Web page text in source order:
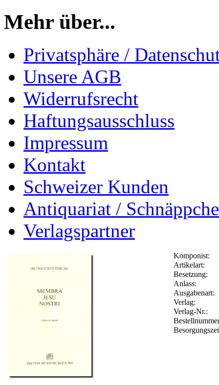
Mehr über...
Privatsphäre /
Unsere AGB
Widerrufsrecht
Haftungsausschluss
Impressum
Kontakt
Schweizer Kunden
Antiquariat /
Verlagspartner
Komponist:
Artikelart:
Besetzung:
Anlass:
Ausgabenart:
Verlag:
Verlag-Nr.: